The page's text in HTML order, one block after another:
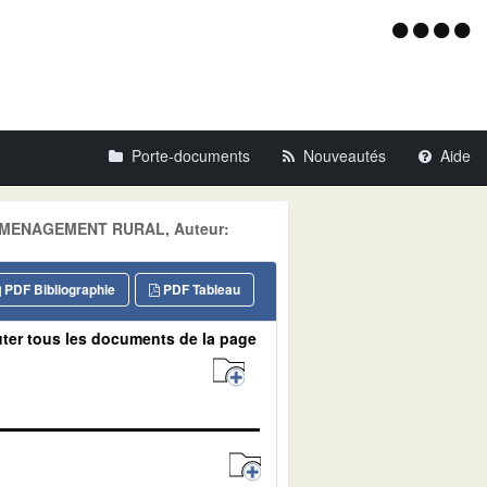
Menu
Porte-documents Nouveautés Aide
RURAL, Auteur:
PDF Tableau
PDF Bibliographie
tous les documents de la page